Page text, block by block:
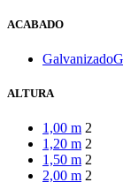
ACABADO
Galvanizado
ALTURA
1,00 m 2
1,20 m 2
1,50 m 2
2,00 m 2